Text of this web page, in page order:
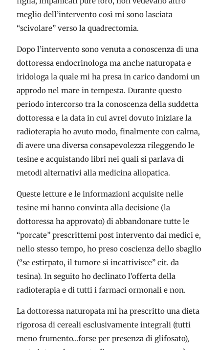
meglio dell’intervento così mi sono lasciata
“scivolare” verso la quadrectomia.
Dopo l’intervento sono venuta a conoscenza di una
dottoressa endocrinologa ma anche naturopata e
iridologa la quale mi ha presa in carico dandomi un
approdo nel mare in tempesta. Durante questo
periodo intercorso tra la conoscenza della suddetta
dottoressa e la data in cui avrei dovuto iniziare la
radioterapia ho avuto modo, finalmente con calma,
di avere una diversa consapevolezza rileggendo le
tesine e acquistando libri nei quali si parlava di
metodi alternativi alla medicina allopatica.
Queste letture e le informazioni acquisite nelle
tesine mi hanno convinta alla decisione (la
dottoressa ha approvato) di abbandonare tutte le
“porcate” prescrittemi post intervento dai medici e,
nello stesso tempo, ho preso coscienza dello sbaglio
(“se estirpato, il tumore si incattivisce” cit. da
tesina). In seguito ho declinato l’offerta della
radioterapia e di tutti i farmaci ormonali e non.
La dottoressa naturopata mi ha prescritto una dieta
rigorosa di cereali esclusivamente integrali (tutti
meno frumento…forse per presenza di glifosato),